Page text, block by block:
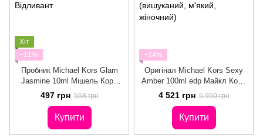
Хіт
−11%
Пробник Michael Kors Glam
Jasmine 10ml Мішель Корс
Глам Жасмин Розпив/
Відливант
497 грн 558 грн
Купити
−24%
Оригінал Michael Kors Sexy
Amber 100ml edp Майкл Корс
Сексі Амбер (вишуканий,
м'який, жіночний)
4 521 грн 5 950 грн
Купити